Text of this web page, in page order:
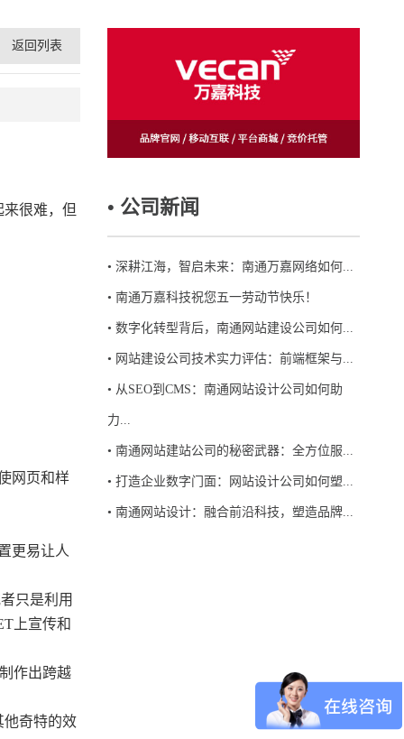
• 公司新闻
• 深耕江海，智启未来：南通万嘉网络如何...
• 南通万嘉科技祝您五一劳动节快乐！
• 数字化转型背后，南通网站建设公司如何...
• 网站建设公司技术实力评估：前端框架与...
• 从SEO到CMS：南通网站设计公司如何助
力...
• 南通网站建站公司的秘密武器：全方位服...
• 打造企业数字门面：网站设计公司如何塑...
• 南通网站设计：融合前沿科技，塑造品牌...
返回列表
很难，但
网页和样
更易让人
只是利用
上宣传和
作出跨越
他奇特的效